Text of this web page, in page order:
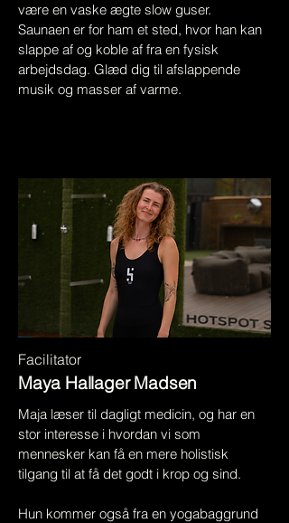
være en vaske ægte slow guser.
Saunaen er for ham et sted, hvor han kan
slappe af og koble af fra en fysisk
arbejdsdag. Glæd dig til afslappende
musik og masser af varme.
Facilitator
Maya Hallager Madsen
Maja læser til dagligt medicin, og har en
stor interesse i hvordan vi som
mennesker kan få en mere holistisk
tilgang til at få det godt i krop og sind.
Hun kommer også fra en yogabaggrund